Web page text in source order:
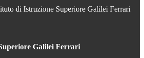
di Istruzione Superiore Galilei Ferrari
Galilei Ferrari